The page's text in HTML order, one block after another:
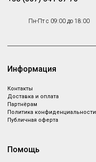
Пн-Пт с 09:00 до 18:00
Информация
Контакты
Доставка и оплата
Партнёрам
Политика конфиденциальности
Публичная оферта
Помощь